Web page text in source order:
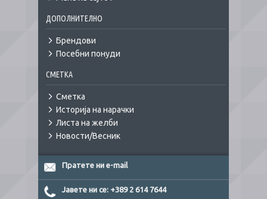
ДОПОЛНИТЕЛНО
Брендови
Посебни понуди
СМЕТКА
Сметка
Историја на нарачки
Листа на желби
Новости/Весник
Пратете ни e-mail
Јавете ни се: +389 2 614 7644